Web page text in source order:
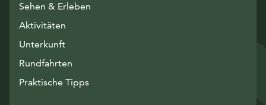
Sehen & Erleben
Aktivitäten
Unterkunft
Rundfahrten
Praktische Tipps